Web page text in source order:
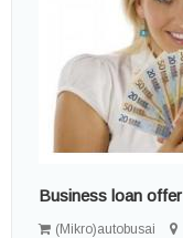
Business loan offer
(Mikro)autobusai